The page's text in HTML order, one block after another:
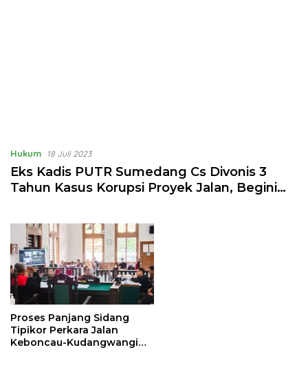
Hukum 18 Juli 2023
Eks Kadis PUTR Sumedang Cs Divonis 3
Tahun Kasus Korupsi Proyek Jalan, Begini
Proses Panjang Sidang
Tipikor Perkara Jalan
Keboncau-Kudangwangi